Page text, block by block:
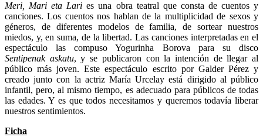
Meri, Mari eta Lari es una obra teatral que consta de cuentos y
canciones. Los cuentos nos hablan de la multiplicidad de sexos y
géneros, de diferentes modelos de familia, de sortear nuestros
miedos, y, en suma, de la libertad. Las canciones interpretadas en el
espectáculo las compuso Yogurinha Borova para su disco
Sentipenak askatu, y se publicaron con la intención de llegar al
público más joven. Este espectáculo escrito por Galder Pérez y
creado junto con la actriz María Urcelay está dirigido al público
infantil, pero, al mismo tiempo, es adecuado para públicos de todas
las edades. Y es que todos necesitamos y queremos todavía liberar
nuestros sentimientos.
Ficha